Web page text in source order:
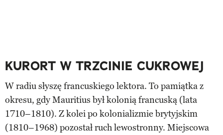
KURORT W TRZCINIE CUKROWEJ
W radiu słyszę francuskiego lektora. To pamiątka z
okresu, gdy Mauritius był kolonią francuską (lata
1710–1810). Z kolei po kolonializmie brytyjskim
(1810–1968) pozostał ruch lewostronny. Miejscowa